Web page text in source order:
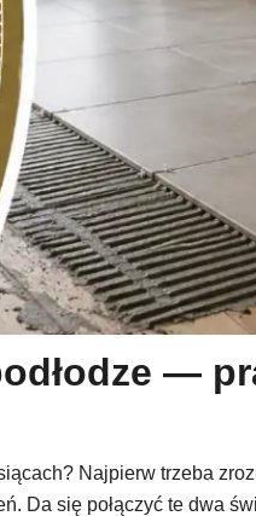
—
Najpierw trzeba
Da się połączyć te dwa